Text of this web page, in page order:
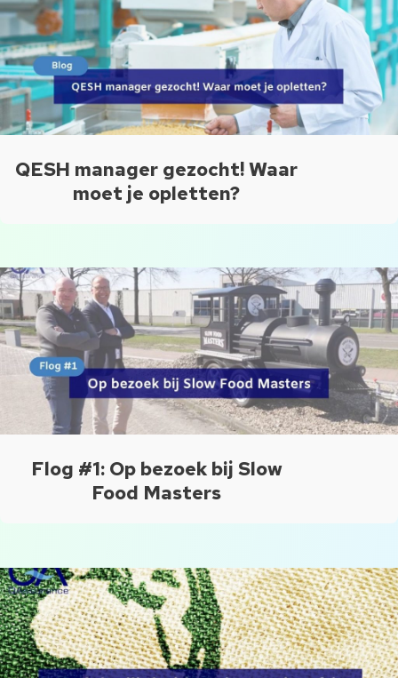
QESH manager gezocht! Waar
moet je opletten?
Flog #1: Op bezoek bij Slow
Food Masters